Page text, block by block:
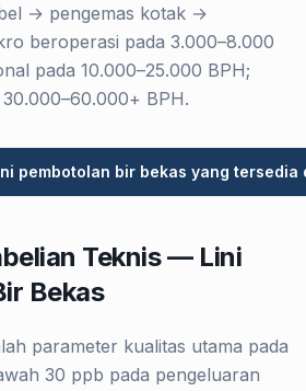
→ pengemas kotak →
beroperasi pada 3.000–8.000
pada 10.000–25.000 BPH;
BPH.
pembotolan bir bekas yang tersedia
Teknis — Lini
Bekas
parameter kualitas utama pada
30 ppb pada pengeluaran